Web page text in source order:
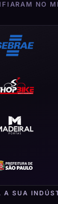
NO
A SUA